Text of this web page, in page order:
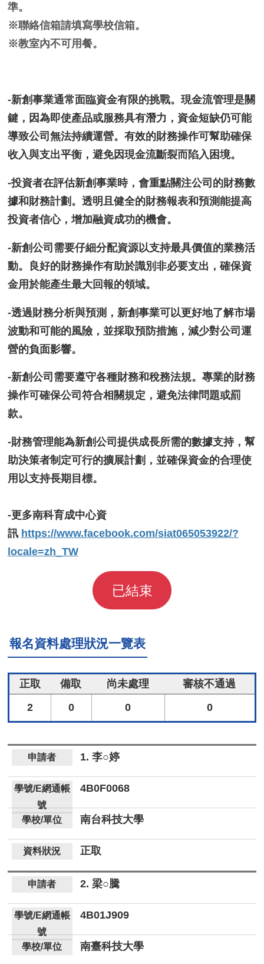
準。
※聯絡信箱請填寫學校信箱。
※教室內不可用餐。
-新創事業通常面臨資金有限的挑戰。現金流管理是關
鍵，因為即使產品或服務具有潛力，資金短缺仍可能
導致公司無法持續運營。有效的財務操作可幫助確保
收入與支出平衡，避免因現金流斷裂而陷入困境。
-投資者在評估新創事業時，會重點關注公司的財務數
據和財務計劃。透明且健全的財務報表和預測能提高
投資者信心，增加融資成功的機會。
-新創公司需要仔細分配資源以支持最具價值的業務活
動。良好的財務操作有助於識別非必要支出，確保資
金用於能產生最大回報的領域。
-透過財務分析與預測，新創事業可以更好地了解市場
波動和可能的風險，並採取預防措施，減少對公司運
營的負面影響。
-新創公司需要遵守各種財務和稅務法規。專業的財務
操作可確保公司符合相關規定，避免法律問題或罰
款。
-財務管理能為新創公司提供成長所需的數據支持，幫
助決策者制定可行的擴展計劃，並確保資金的合理使
用以支持長期目標。
-更多南科育成中心資
訊 https://www.facebook.com/siat065053922/?
locale=zh_TW
已結束
報名資料處理狀況一覽表
正取 備取 尚未處理
審核不通過
2
0 0 0
1. 李○婷
4B0F0068
南台科技大學
正取
2. 梁○騰
4B01J909
南臺科技大學